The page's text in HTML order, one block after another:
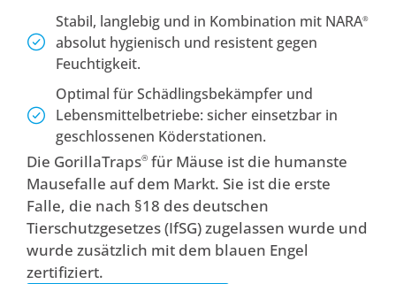
Stabil, langlebig und in Kombination mit NARA®
absolut hygienisch und resistent gegen
Feuchtigkeit.
Optimal für Schädlingsbekämpfer und
Lebensmittelbetriebe: sicher einsetzbar in
geschlossenen Köderstationen.
Die GorillaTraps® für Mäuse ist die humanste
Mausefalle auf dem Markt. Sie ist die erste
Falle, die nach §18 des deutschen
Tierschutzgesetzes (IfSG) zugelassen wurde und
wurde zusätzlich mit dem blauen Engel
zertifiziert.